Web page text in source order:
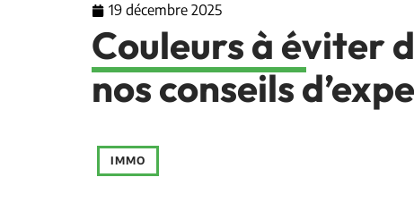
19 décembre 2025
Couleurs à éviter
nos conseils
IMMO